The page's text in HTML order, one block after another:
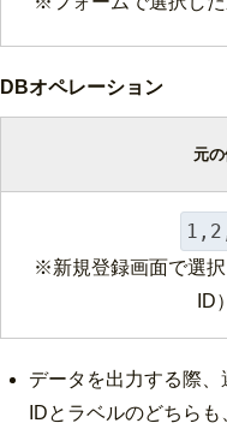
DBオペレーション
元の
※新規登録画面で選
ID）
データを出力する際
IDとラベルのどちら